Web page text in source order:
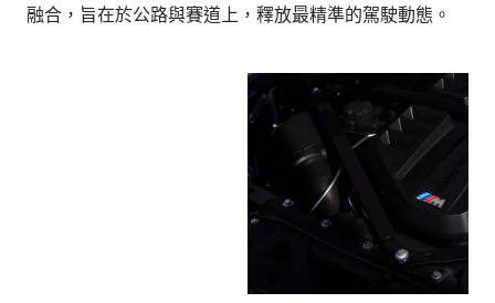
融合，旨在於公路與賽道上，釋放最精準的駕駛動態。